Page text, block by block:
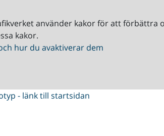
använder kakor för att förbättra
kakor.
hur du avaktiverar dem